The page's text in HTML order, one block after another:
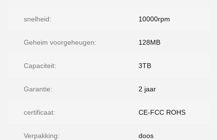
snelheid: 10000rpm
Geheim voorgeheugen: 128MB
Capaciteit: 3TB
Garantie: 2 jaar
certificaat: CE-FCC ROHS
Verpakking: doos